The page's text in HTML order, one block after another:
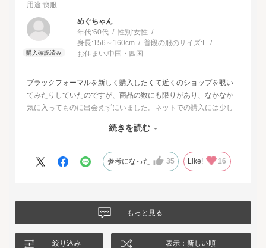
用途:喪服
めぐちゃん
年代:60代 性別:女性
身長:156～160cm 普段の服のサイズ:L
お住まい:中国・四国
ブラックフォーマルを新しく購入したくて近くのショップを覗い
てみたりしていたのですが、商品の数にも限りがあり、なかなか
気に入ってものに出会えずにいました。ネットでの購入には少し
することが出来ました。最初に注文したものはイメージと違って
は、生地もデザインも大満足、これから長く自信をもって着用し
続きを読む
参考になった 35 Like! 16
もっと見る
絞り込み 表示：新しい順